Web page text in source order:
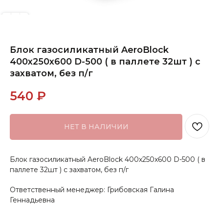
Блок газосиликатный AeroBlock
400х250x600 D-500 ( в паллете 32шт ) с
захватом, без п/г
540 ₽
НЕТ В НАЛИЧИИ
Блок газосиликатный AeroBlock 400х250x600 D-500 ( в
паллете 32шт ) с захватом, без п/г
Ответственный менеджер: Грибовская Галина
Геннадьевна